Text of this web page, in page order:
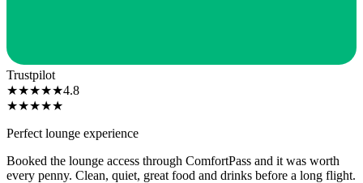
Trustpilot
★★★★★4.8
★★★★★
Perfect lounge experience
Booked the lounge access through ComfortPass and it was worth
every penny. Clean, quiet, great food and drinks before a long flight.